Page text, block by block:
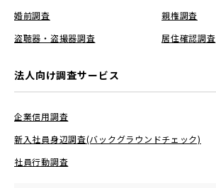
婚前調査
親権調査
盗聴器・盗撮器調査
居住確認調査
法人向け調査サービス
企業信用調査
新入社員身辺調査(バックグラウンドチェック)
社員行動調査